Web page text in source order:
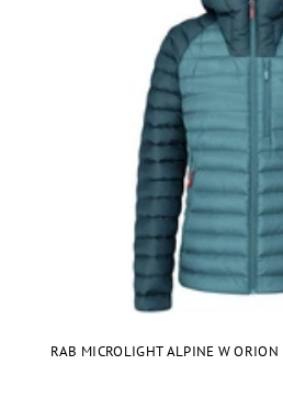
RAB MICROLIGHT ALPINE W